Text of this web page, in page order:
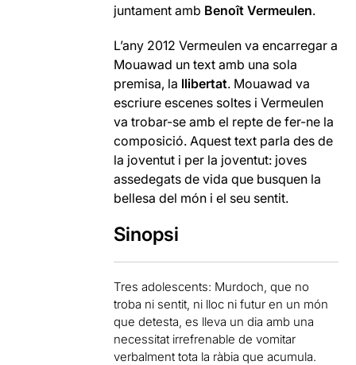
juntament amb Benoît Vermeulen.
L’any 2012 Vermeulen va encarregar a
Mouawad un text amb una sola
premisa, la llibertat. Mouawad va
escriure escenes soltes i Vermeulen
va trobar-se amb el repte de fer-ne la
composició. Aquest text parla des de
la joventut i per la joventut: joves
assedegats de vida que busquen la
bellesa del món i el seu sentit.
Sinopsi
Tres adolescents: Murdoch, que no
troba ni sentit, ni lloc ni futur en un món
que detesta, es lleva un dia amb una
necessitat irrefrenable de vomitar
verbalment tota la ràbia que acumula.